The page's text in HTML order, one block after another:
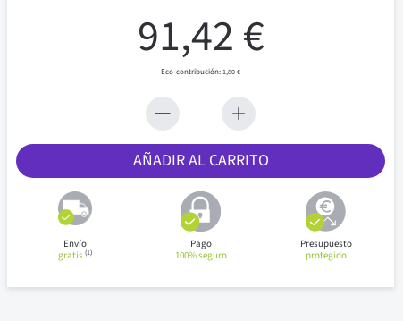
91,42 €
1,80 €
AÑADIR AL CARRITO
Envío
gratis(1)
Pago
100% seguro
Presupuesto
protegido